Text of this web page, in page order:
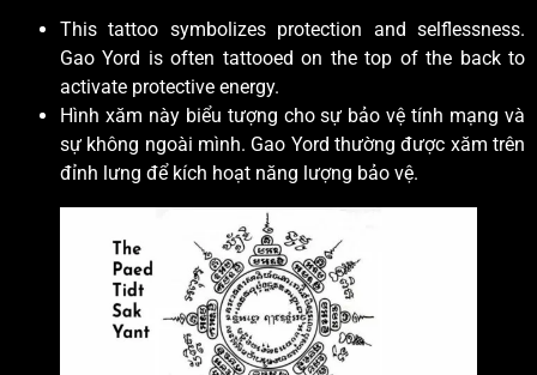
This tattoo symbolizes protection and selflessness.
Gao Yord is often tattooed on the top of the back to
activate protective energy.
Hình xăm này biểu tượng cho sự bảo vệ tính mạng và
sự không ngoài mình. Gao Yord thường được xăm trên
đỉnh lưng để kích hoạt năng lượng bảo vệ.